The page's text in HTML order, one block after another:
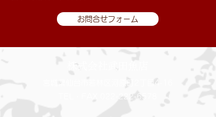
お問合せフォーム
株式会社武田魚店
宮城県仙台市若林区河原町2丁目4-16
TEL・FAX 022-222-6578